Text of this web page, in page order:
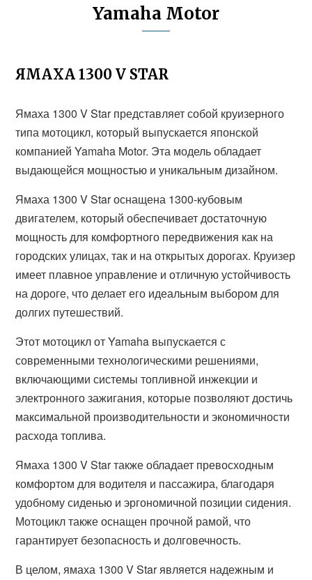
Yamaha Motor
ЯМАХА 1300 V STAR
Ямаха 1300 V Star представляет собой круизерного
типа мотоцикл, который выпускается японской
компанией Yamaha Motor. Эта модель обладает
выдающейся мощностью и уникальным дизайном.
Ямаха 1300 V Star оснащена 1300-кубовым
двигателем, который обеспечивает достаточную
мощность для комфортного передвижения как на
городских улицах, так и на открытых дорогах. Круизер
имеет плавное управление и отличную устойчивость
на дороге, что делает его идеальным выбором для
долгих путешествий.
Этот мотоцикл от Yamaha выпускается с
современными технологическими решениями,
включающими системы топливной инжекции и
электронного зажигания, которые позволяют достичь
максимальной производительности и экономичности
расхода топлива.
Ямаха 1300 V Star также обладает превосходным
комфортом для водителя и пассажира, благодаря
удобному сиденью и эргономичной позиции сидения.
Мотоцикл также оснащен прочной рамой, что
гарантирует безопасность и долговечность.
В целом, ямаха 1300 V Star является надежным и